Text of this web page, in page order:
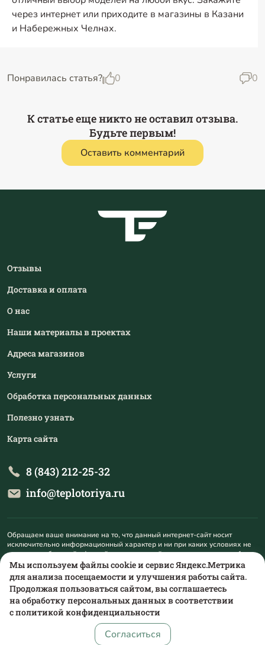
через интернет или приходите в магазины в Казани
и Набережных Челнах.
Понравилась статья? 0 0
К статье еще никто не оставил отзыва.
Будьте первым!
Оставить комментарий
Отзывы
Доставка и оплата
О нас
Наши материалы в проектах
Адреса магазинов
Услуги
Обработка персональных данных
Полезно узнать
Карта сайта
8 (843) 212-25-32
info@teplotoriya.ru
Обращаем ваше внимание на то, что данный интернет-сайт носит
исключительно информационный характер и ни при каких условиях не
является публичной офертой, определяемой положениями пункта 1
статьи 437 Гражданского кодекса Российской Федерации. Для
получения подробной информации о наличии и стоимости указанных
товаров и (или) услуг, пожалуйста, обращайтесь на mail@teplotoriya.ru.
сделано в alente
Мы используем файлы cookie и сервис Яндекс.Метрика
для анализа посещаемости и улучшения работы сайта.
Продолжая пользоваться сайтом, вы соглашаетесь
на обработку персональных данных в соответствии
сполитикой конфиденциальности
Согласиться